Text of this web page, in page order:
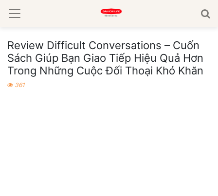
Review Difficult Conversations – Cuốn
Sách Giúp Bạn Giao Tiếp Hiệu Quả Hơn
Trong Những Cuộc Đối Thoại Khó Khăn
361